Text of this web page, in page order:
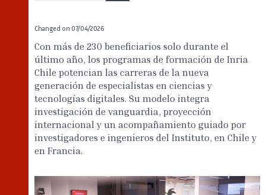
Changed on 07/04/2026
Con más de 230 beneficiarios solo durante el
último año, los programas de formación de Inria
Chile potencian las carreras de la nueva
generación de especialistas en ciencias y
tecnologías digitales. Su modelo integra
investigación de vanguardia, proyección
internacional y un acompañamiento guiado por
investigadores e ingenieros del Instituto, en Chile y
en Francia.